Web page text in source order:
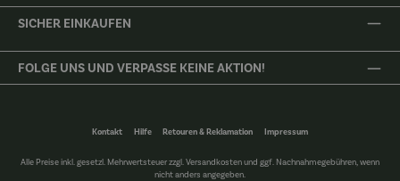
SICHER EINKAUFEN
FOLGE UNS UND VERPASSE KEINE AKTION!
Kontakt Hilfe Retouren & Reklamation Impressum
Alle Preise inkl. gesetzl. Mehrwertsteuer zzgl.Versandkostenund ggf. Nachnahmegebühren, wenn
nicht anders angegeben.